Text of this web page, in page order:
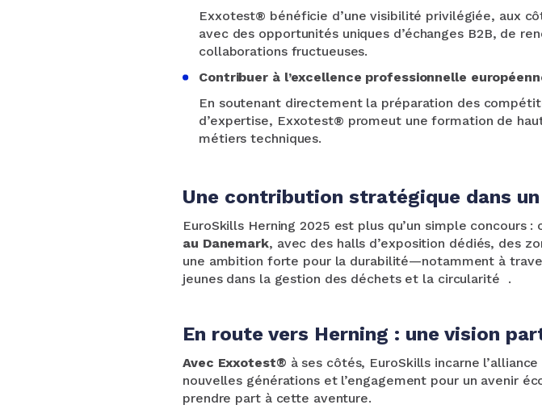
Exxotest® bénéficie d’une visibilité privilégiée, aux
avec des opportunités uniques d’échanges B2B, de
collaborations fructueuses.
Contribuer à l’excellence professionnelle
En soutenant directement la préparation des
d’expertise, Exxotest® promeut une formation de
métiers techniques.
Une contribution stratégique dans
EuroSkills Herning 2025 est plus qu’un simple concours :
au Danemark, avec des halls d’exposition dédiés, des
une ambition forte pour la durabilité—notamment à
jeunes dans la gestion des déchets et la circularité
.
En route vers Herning : une vision
Avec Exxotest® à ses côtés, EuroSkills incarne
nouvelles générations et l’engagement pour un avenir
prendre part à cette aventure.